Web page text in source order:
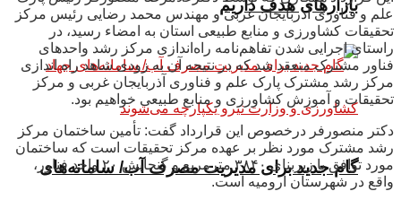
بازار‌های هدف داریم
گام جدید برای مدیریت مصرف آب/ سامانه‌های
علم و فناوری آذربایجان غربی و مهندس محمد رضایی رئیس مرکز
تحقیقات کشاورزی و منابع طبیعی استان به امضاء رسید، در
راستای اجرایی شدن تفاهم‌نامه راه‌اندازی مرکز رشد واحدهای
فناور مشترک منعقد شد که در نتیجه آن به زودی شاهد راه اندازی
مرکز رشد مشترک پارک علم و فناوری آذربایجان غربی و مرکز
تحقیقات و آموزش کشاورزی و منابع طبیعی خواهیم بود.
دکتر منصورفر درخصوص این قرارداد گفت: تأمین ساختمان مرکز
رشد مشترک مورد نظر بر عهده مرکز تحقیقات است که ساختمان
مورد توافق با زیربنای ۳۸۴۰ مترمربع و گنجایش ۲۰ واحد فناور،
واقع در شهرستان ارومیه است.